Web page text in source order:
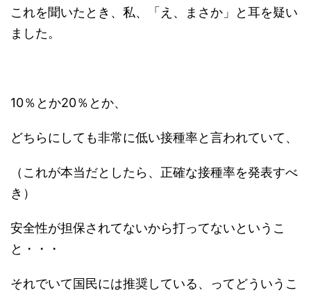
これを聞いたとき、私、「え、まさか」と耳を疑い
ました。
10％とか20％とか、
どちらにしても非常に低い接種率と言われていて、
（これが本当だとしたら、正確な接種率を発表すべ
き）
安全性が担保されてないから打ってないというこ
と・・・
それでいて国民には推奨している、ってどういうこ